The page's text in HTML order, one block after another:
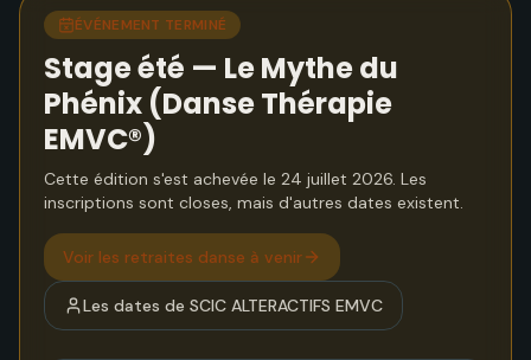
ÉVÉNEMENT TERMINÉ
Stage été — Le Mythe du
Phénix (Danse Thérapie
EMVC®)
Cette édition s'est achevée le 24 juillet 2026. Les
inscriptions sont closes, mais d'autres dates existent.
Voir les retraites danse à venir
Les dates de SCIC ALTERACTIFS EMVC